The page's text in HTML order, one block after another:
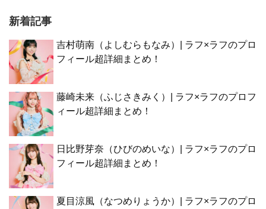
新着記事
吉村萌南（よしむらもなみ）| ラフ×ラフのプロ
フィール超詳細まとめ！
藤崎未来（ふじさきみく）| ラフ×ラフのプロフ
ィール超詳細まとめ！
日比野芽奈（ひびのめいな）| ラフ×ラフのプロ
フィール超詳細まとめ！
夏目涼風（なつめりょうか）| ラフ×ラフのプロ